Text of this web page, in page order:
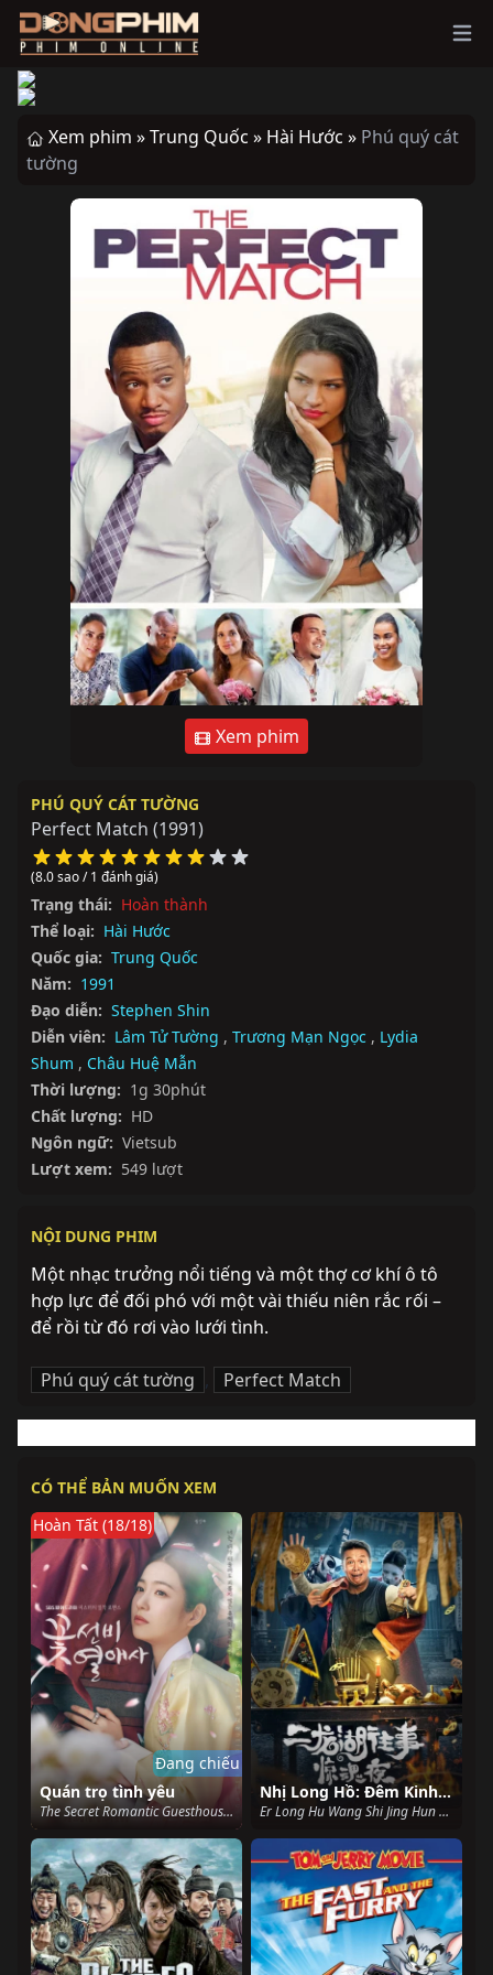
Xem phim »Trung Quốc » Hài Hước » Phú quý cát
tường
Xem phim
PHÚ QUÝ CÁT TƯỜNG
Perfect Match (1991)
(8.0 sao / 1 đánh giá)
Trạng thái: Hoàn thành
Thể loại: Hài Hước
Quốc gia: Trung Quốc
Năm: 1991
Đạo diễn: Stephen Shin
Diễn viên: Lâm Tử Tường , Trương Mạn Ngọc , Lydia
Shum , Châu Huệ Mẫn
Thời lượng: 1g 30phút
Chất lượng: HD
Ngôn ngữ: Vietsub
Lượt xem: 549 lượt
NỘI DUNG PHIM
Một nhạc trưởng nổi tiếng và một thợ cơ khí ô tô
hợp lực để đối phó với một vài thiếu niên rắc rối –
để rồi từ đó rơi vào lưới tình.
Phú quý cát tường , Perfect Match
CÓ THỂ BẢN MUỐN XEM
Quán trọ tình yêu
The Secret Romantic Guesthouse (2023)
Hoàn Tất (18/18)
Đang chiếu
Nhị Long Hồ: Đêm Kinh Hoàng
Er Long Hu Wang Shi Jing Hun Ye (2021)